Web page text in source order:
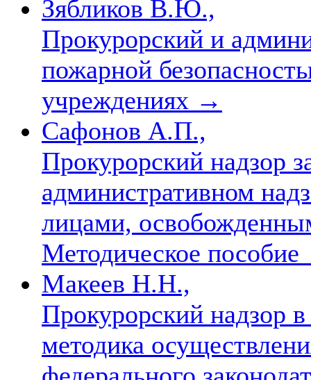
Зябликов В.Ю.,
Прокурорский и
пожарной
учреждениях →
Сафонов А.П.,
Прокурорский надзор
административном
лицами,
Методическое пособие
Макеев Н.Н.,
Прокурорский надзор
методика